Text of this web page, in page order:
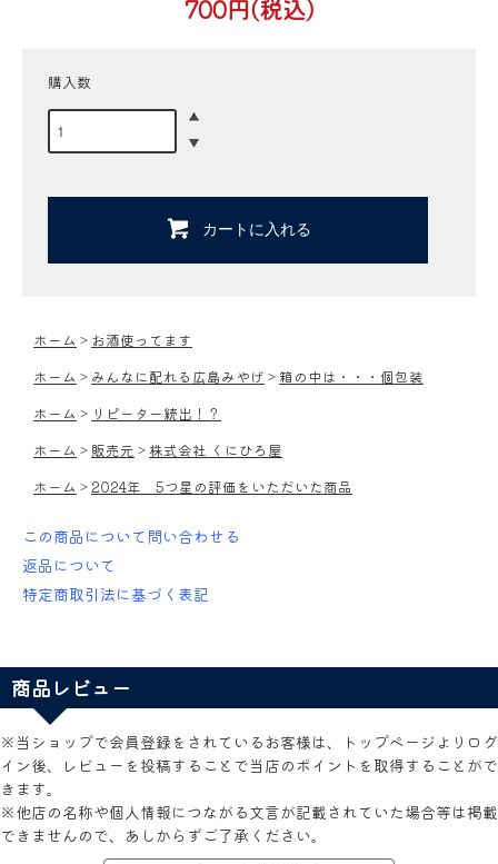
700円(税込)
購入数
カートに入れる
ホーム > お酒使ってます
ホーム > みんなに配れる広島みやげ > 箱の中は・・・個包装
ホーム > リピーター続出！？
ホーム > 販売元 > 株式会社 くにひろ屋
ホーム >2024年 5つ星の評価をいただいた商品
この商品について問い合わせる
返品について
特定商取引法に基づく表記
商品レビュー
※当ショップで会員登録をされているお客様は、トップページよりログ
イン後、レビューを投稿することで当店のポイントを取得することがで
きます。
※他店の名称や個人情報につながる文言が記載されていた場合等は掲載
できませんので、あしからずご了承ください。